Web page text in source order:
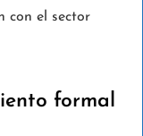
con el sector
formal